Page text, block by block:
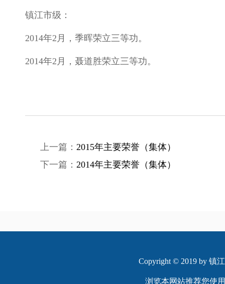
镇江市级：
2014年2月，季晖荣立三等功。
2014年2月，聂道胜荣立三等功。
上一篇： 2015年主要荣誉（集体）
下一篇： 2014年主要荣誉（集体）
Copyright © 2019 by 镇
浏览本网站推荐您使